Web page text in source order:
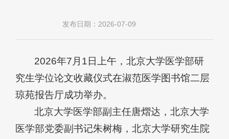
发布日期：2026-07-09
2026年7月1日上午，北京大学医学部研
究生学位论文收藏仪式在淑范医学图书馆二层
琼苑报告厅成功举办。
北京大学医学部副主任唐熠达，北京大学
医学部党委副书记朱树梅，北京大学研究生院